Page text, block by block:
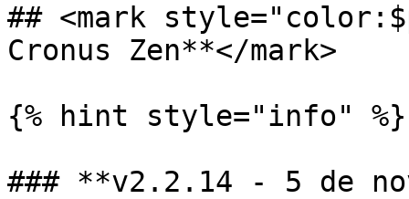
## <mark
Cronus Zen**</mark>
{% hint style="info" %}
### **v2.2.14 - 5 de